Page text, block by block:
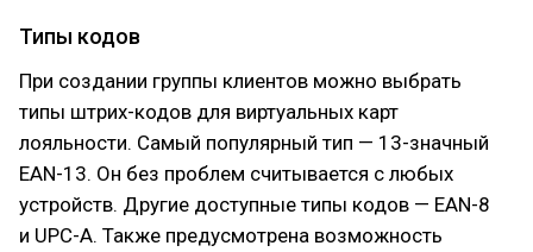
Типы кодов
При создании группы клиентов можно выбрать
типы штрих-кодов для виртуальных карт
лояльности. Самый популярный тип — 13-значный
EAN-13. Он без проблем считывается с любых
устройств. Другие доступные типы кодов — EAN-8
и UPC-A. Также предусмотрена возможность